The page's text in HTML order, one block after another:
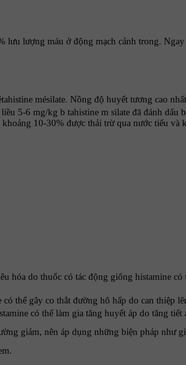
lưu lượng máu ở động mạch cảnh trong.
mésilate. Nồng độ huyết tương cao
5-6 mg/kg b tahistine m silate đã đánh dấu
10-30% được thải trừ qua nước tiểu và
hóa do thuốc có tác động giống histamine
thể gây co thắt đường hô hấp do can thiệp
có thể làm gia tăng huyết áp do tăng tiết
giảm, nên áp dụng những biện pháp như